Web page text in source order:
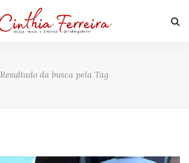
Resultado da busca pela Tag